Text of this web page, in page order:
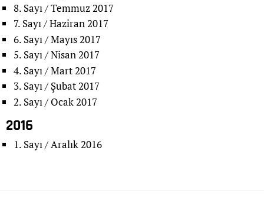
8. Sayı / Temmuz 2017
7. Sayı / Haziran 2017
6. Sayı / Mayıs 2017
5. Sayı / Nisan 2017
4. Sayı / Mart 2017
3. Sayı / Şubat 2017
2. Sayı / Ocak 2017
2016
1. Sayı / Aralık 2016